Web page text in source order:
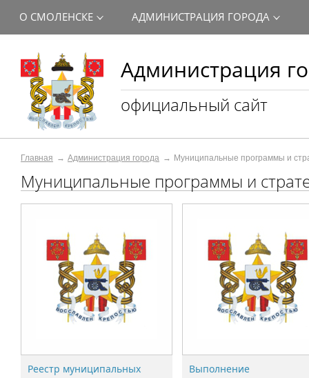
Администрация
официальный сайт
О СМОЛЕНСКЕ АДМИНИСТРАЦИЯ ГОРОДА
Главная Администрация города Муниципальные программы и
Муниципальные программы и
Реестр муниципальных
Выполнение